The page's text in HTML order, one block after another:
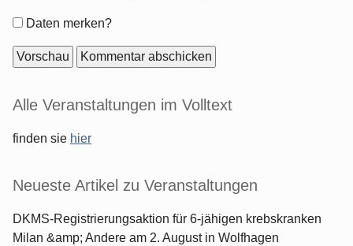
Formular-
Daten merken?
Seitenleiste
Alle Veranstaltungen im Volltext
finden sie hier
Neueste Artikel zu Veranstaltungen
DKMS-Registrierungsaktion für 6-jähigen krebskranken
Milan &amp; Andere am 2. August in Wolfhagen